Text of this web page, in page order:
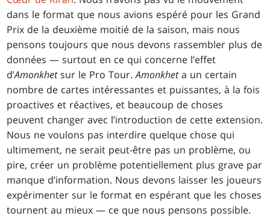
dans le format que nous avions espéré pour les Grand
Prix de la deuxième moitié de la saison, mais nous
pensons toujours que nous devons rassembler plus de
données — surtout en ce qui concerne l’effet
d’Amonkhetsur le Pro Tour.Amonkheta un certain
nombre de cartes intéressantes et puissantes, à la fois
proactives et réactives, et beaucoup de choses
peuvent changer avec l’introduction de cette extension.
Nous ne voulons pas interdire quelque chose qui
ultimement, ne serait peut-être pas un problème, ou
pire, créer un problème potentiellement plus grave par
manque d’information. Nous devons laisser les joueurs
expérimenter sur le format en espérant que les choses
tournent au mieux — ce que nous pensons possible.